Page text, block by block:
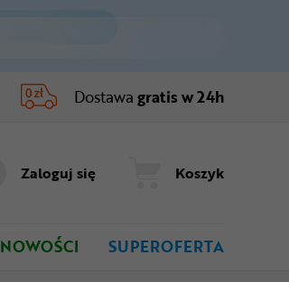
Dostawa gratis w 24h
Zaloguj się Koszyk
NOWOŚCI SUPEROFERTA